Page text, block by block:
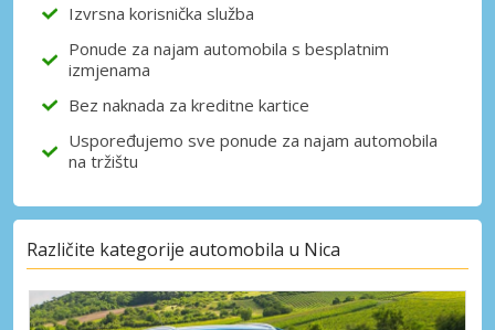
Izvrsna korisnička služba
Ponude za najam automobila s besplatnim
izmjenama
Bez naknada za kreditne kartice
Uspoređujemo sve ponude za najam automobila
na tržištu
Različite kategorije automobila u Nica